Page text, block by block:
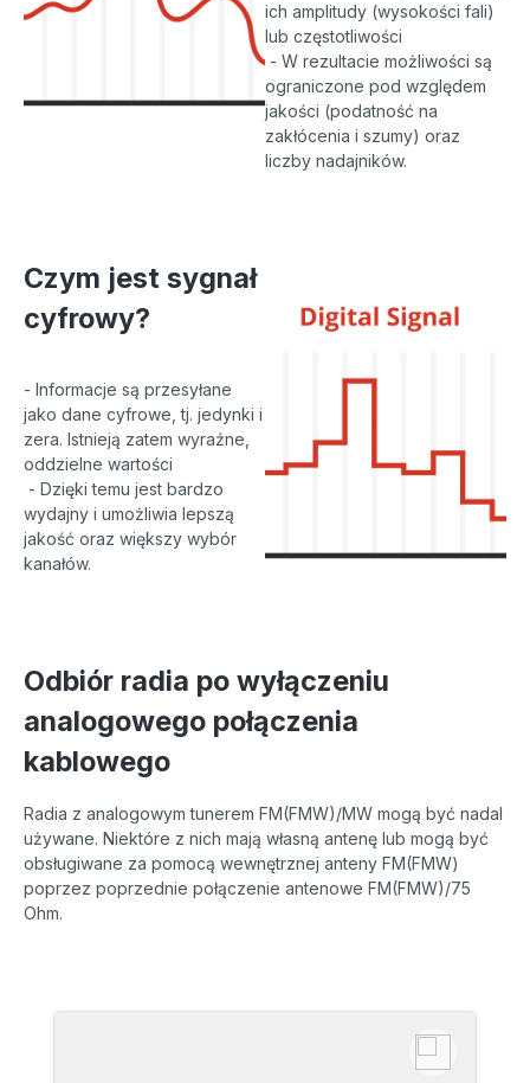
ich amplitudy (wysokości fali)
lub częstotliwości
- W rezultacie możliwości są
ograniczone pod względem
jakości (podatność na
zakłócenia i szumy) oraz
liczby nadajników.
Czym jest sygnał
cyfrowy?
- Informacje są przesyłane
jako dane cyfrowe, tj. jedynki i
zera. Istnieją zatem wyraźne,
oddzielne wartości
- Dzięki temu jest bardzo
wydajny i umożliwia lepszą
jakość oraz większy wybór
kanałów.
Odbiór radia po wyłączeniu
analogowego połączenia
kablowego
Radia z analogowym tunerem FM(FMW)/MW mogą być nadal
używane. Niektóre z nich mają własną antenę lub mogą być
obsługiwane za pomocą wewnętrznej anteny FM(FMW)
poprzez poprzednie połączenie antenowe FM(FMW)/75
Ohm.